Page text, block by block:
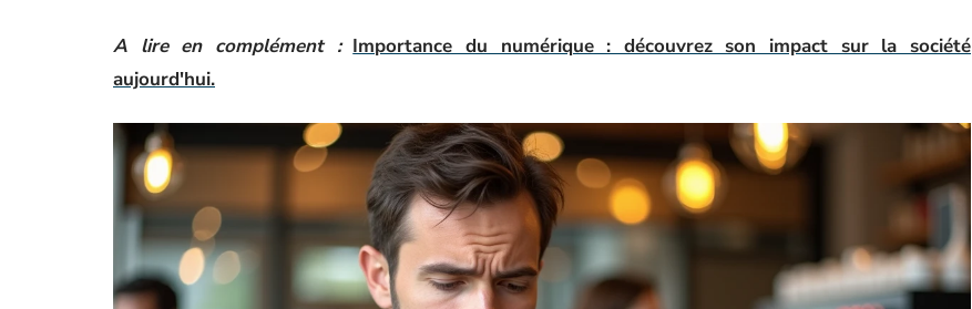
A lire en complément : Importance du numérique : découvrez son impact sur la société
aujourd'hui.